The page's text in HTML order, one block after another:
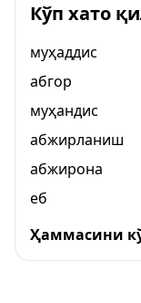
Кўп хато
муҳаддис
абгор
муҳандис
абжирланиш
абжирона
еб
Ҳаммасини